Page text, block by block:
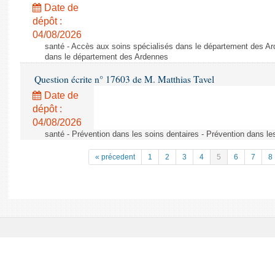
Date de
dépôt :
04/08/2026
santé - Accès aux soins spécialisés dans le département des
dans le département des Ardennes
Question écrite n° 17603 de M. Matthias Tavel
Date de
dépôt :
04/08/2026
santé - Prévention dans les soins dentaires - Prévention dans
« précedent 1 2 3 4 5 6 7 8